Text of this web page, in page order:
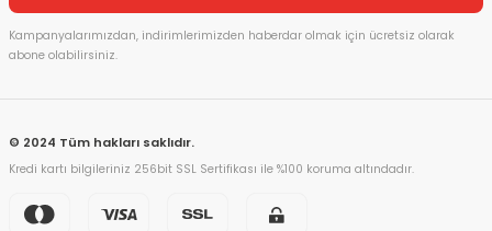
Kampanyalarımızdan, indirimlerimizden haberdar olmak için ücretsiz olarak
abone olabilirsiniz.
© 2024 Tüm hakları saklıdır.
Kredi kartı bilgileriniz 256bit SSL Sertifikası ile %100 koruma altındadır.